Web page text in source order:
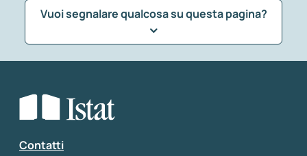
Vuoi segnalare qualcosa su questa pagina?
Seleziona la tipologia della segnalazione
Inserisci il tuo commento
Contatti